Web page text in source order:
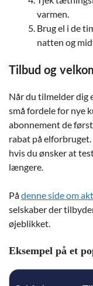
varmen.
Brug el i de
natten og
Tilbud og
Når du tilmelder dig
små fordele for nye
abonnement de
rabat på
hvis du ønsker at
længere.
Pådenne side om
selskaber der
øjeblikket.
Eksempel på et